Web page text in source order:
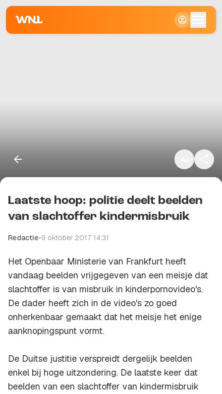
Kopieer link
Laatste hoop: politie deelt beelden
van slachtoffer kindermisbruik
Redactie•9 oktober 2017 14:31
Het Openbaar Ministerie van Frankfurt heeft
vandaag beelden vrijgegeven van een meisje dat
slachtoffer is van misbruik in kinderpornovideo's.
De dader heeft zich in de video's zo goed
onherkenbaar gemaakt dat het meisje het enige
aanknopingspunt vormt.
De Duitse justitie verspreidt dergelijk beelden
enkel bij hoge uitzondering. De laatste keer dat
beelden van een slachtoffer van kindermisbruik